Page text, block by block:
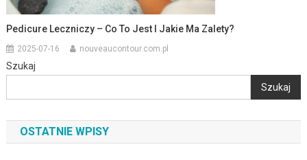
Pedicure Leczniczy – Co To Jest I Jakie Ma Zalety?
2025-07-16 nouveaucontour.com.pl
Szukaj
Szukaj
OSTATNIE WPISY